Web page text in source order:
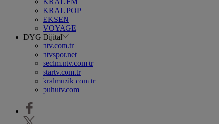
KRAL FM
KRAL POP
EKSEN
VOYAGE
DYG Dijital
ntv.com.tr
ntvspor.net
secim.ntv.com.tr
startv.com.tr
kralmuzik.com.tr
puhutv.com